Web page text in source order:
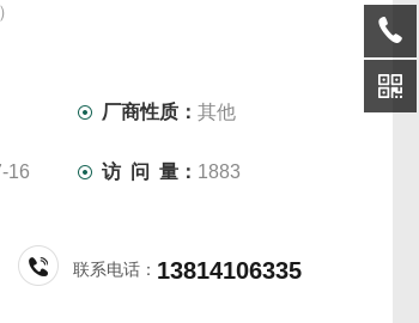
不做其它用途。
厂商性质：其他
16 访 问 量： 1883
联系电话： 13814106335